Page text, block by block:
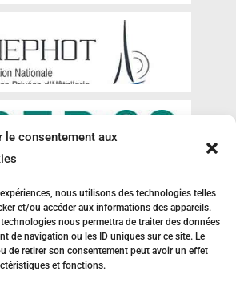
le consentement aux
nous utilisons des technologies telles
et/ou accéder aux informations des appareils.
nous permettra de traiter des données
de navigation ou les ID uniques sur ce site. Le
de retirer son consentement peut avoir un effet
et fonctions.